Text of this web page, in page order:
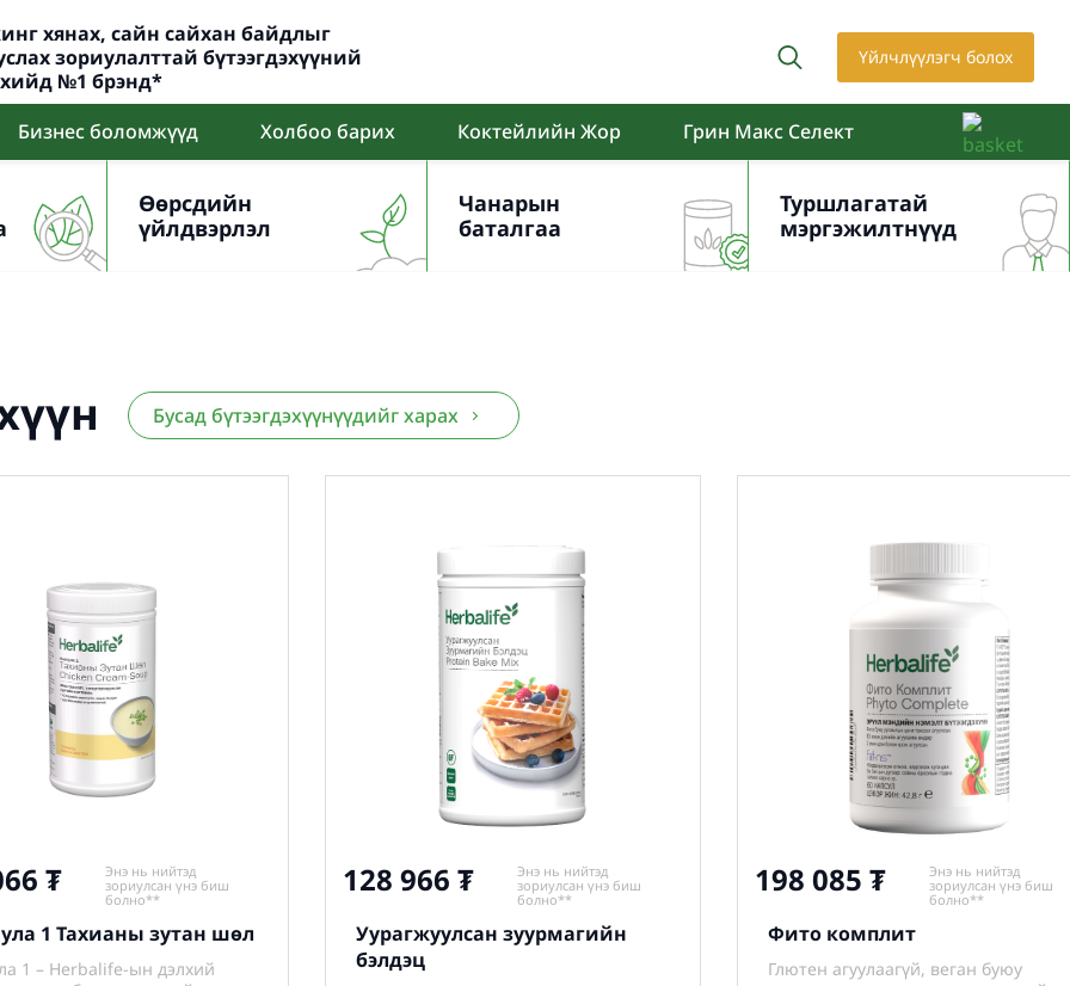
хянах, сайн сайхан байдлыг
зориулалттай бүтээгдэхүүний
№1 брэнд*
Үйлчлүүлэгч болох
Бизнес боломжүүд Холбоо барих Коктейлийн Жор Грин Макс Селект
Өөрсдийн
үйлдвэрлэл
Чанарын
баталгаа
Туршлагатай
мэргэжилтнүүд
Бусад бүтээгдэхүүнүүдийг харах
Энэ нь нийтэд
зориулсан үнэ биш
болно**
1 Тахианы зутан шөл
1 – Herbalife-ын дэлхий
128 966
Энэ нь нийтэд
зориулсан үнэ биш
болно**
Уурагжуулсан зуурмагийн
бэлдэц
198 085
Энэ нь нийтэд
зориулсан үнэ биш
болно**
Фито комплит
Глютен агуулаагүй, веган буюу